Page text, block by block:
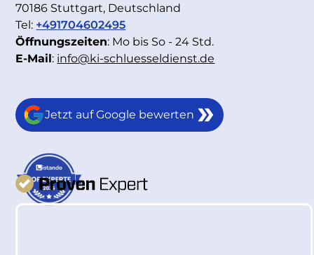
70186 Stuttgart, Deutschland
Tel: +491704602495
Öffnungszeiten: Mo bis So - 24 Std.
E-Mail: info@ki-schluesseldienst.de
Jetzt auf Google bewerten